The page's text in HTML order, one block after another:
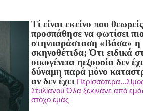
Τί είναι εκείνο που
προσπάθησε να φωτίσει
στηνπαράσταση «Βάσα» η
σκηνοθέτιδα; Ότι ειδικά
οικογένεια ηεξουσία δεν
δύναμη παρά μόνο
αν δεν έχει
Στυλιανού Όλα ξεκινάνε από
στόχο εμάς